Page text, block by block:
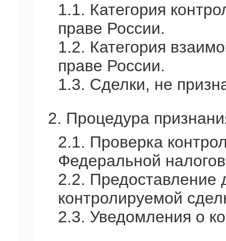
1.1. Категория
праве России.
1.2. Категория
праве России.
1.3. Сделки, не
2. Процедура
2.1. Проверка
Федеральной
2.2. Предоставление
контролируемой
2.3. Уведомления о